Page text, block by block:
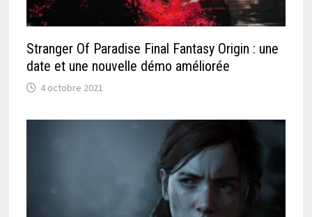
Stranger Of Paradise Final Fantasy Origin : une
date et une nouvelle démo améliorée
4 octobre 2021